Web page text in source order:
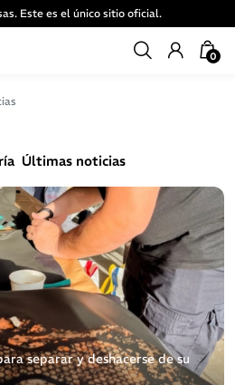
Este es el único sitio oficial.
0
Últimas noticias
separar y deshacerse de su